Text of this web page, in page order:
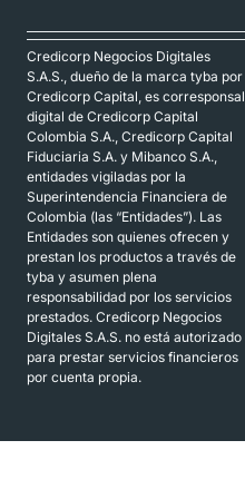
Credicorp Negocios Digitales
S.A.S., dueño de la marca tyba por
Credicorp Capital, es corresponsal
digital de Credicorp Capital
Colombia S.A., Credicorp Capital
Fiduciaria S.A. y Mibanco S.A.,
entidades vigiladas por la
Superintendencia Financiera de
Colombia (las “Entidades”). Las
Entidades son quienes ofrecen y
prestan los productos a través de
tyba y asumen plena
responsabilidad por los servicios
prestados. Credicorp Negocios
Digitales S.A.S. no está autorizado
para prestar servicios financieros
por cuenta propia.